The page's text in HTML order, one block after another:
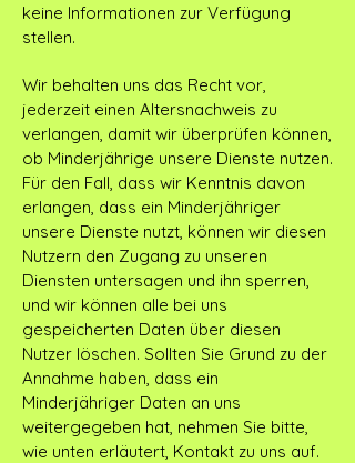
keine Informationen zur Verfügung
stellen.
Wir behalten uns das Recht vor,
jederzeit einen Altersnachweis zu
verlangen, damit wir überprüfen können,
ob Minderjährige unsere Dienste nutzen.
Für den Fall, dass wir Kenntnis davon
erlangen, dass ein Minderjähriger
unsere Dienste nutzt, können wir diesen
Nutzern den Zugang zu unseren
Diensten untersagen und ihn sperren,
und wir können alle bei uns
gespeicherten Daten über diesen
Nutzer löschen. Sollten Sie Grund zu der
Annahme haben, dass ein
Minderjähriger Daten an uns
weitergegeben hat, nehmen Sie bitte,
wie unten erläutert, Kontakt zu uns auf.